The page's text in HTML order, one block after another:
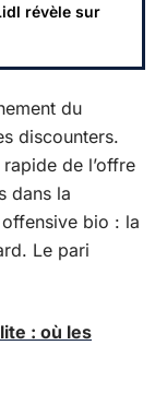
révèle sur
du
discounters.
de l’offre
dans la
bio : la
Le pari
: où les